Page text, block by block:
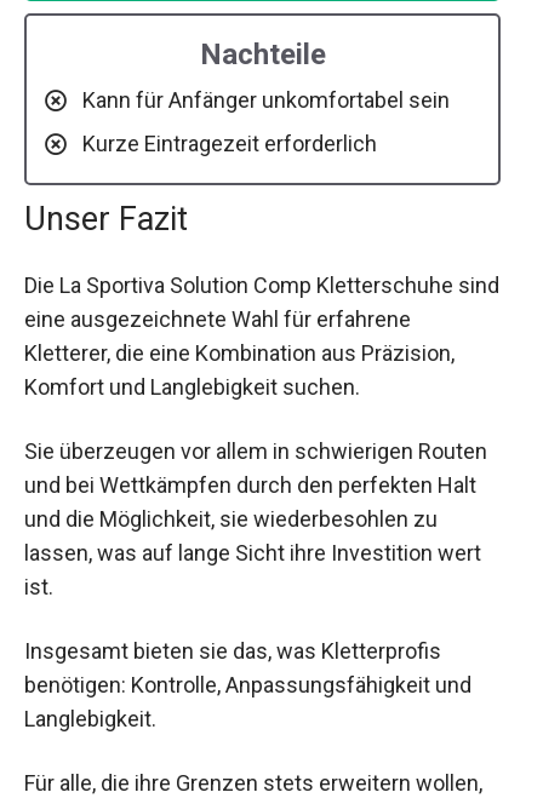
Nachteile
Kann für Anfänger unkomfortabel sein
Kurze Eintragezeit erforderlich
Unser Fazit
Die La Sportiva Solution Comp Kletterschuhe sind
eine ausgezeichnete Wahl für erfahrene
Kletterer, die eine Kombination aus Präzision,
Komfort und Langlebigkeit suchen.
Sie überzeugen vor allem in schwierigen Routen
und bei Wettkämpfen durch den perfekten Halt
und die Möglichkeit, sie wiederbesohlen zu
lassen, was auf lange Sicht ihre Investition wert
ist.
Insgesamt bieten sie das, was Kletterprofis
benötigen: Kontrolle, Anpassungsfähigkeit und
Langlebigkeit.
Für alle, die ihre Grenzen stets erweitern wollen,